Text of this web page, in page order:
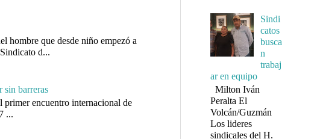
hombre que desde niño empezó a
d...
sin barreras
encuentro internacional de
...
Sindi
catos
busca
n
trabaj
ar en equipo
Milton Iván
Peralta El
Volcán/Guzmán
Los lideres
sindicales del H.